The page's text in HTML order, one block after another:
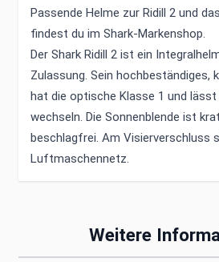
Passende Helme zur Ridill 2 und
findest du im Shark-Markenshop.
Der Shark Ridill 2 ist ein
Zulassung. Sein
hat die optische Klasse 1 und
wechseln. Die Sonnenblende ist
beschlagfrei. Am Visierverschluss
Luftmaschennetz.
Weitere